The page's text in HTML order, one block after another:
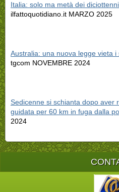
Italia: solo ma metà dei
ilfattoquotidiano.it MARZO 2025
Australia: una nuova legge vieta i
tgcom NOVEMBRE 2024
Sedicenne si schianta dopo aver
guidata per 60 km in fuga dalla
2024